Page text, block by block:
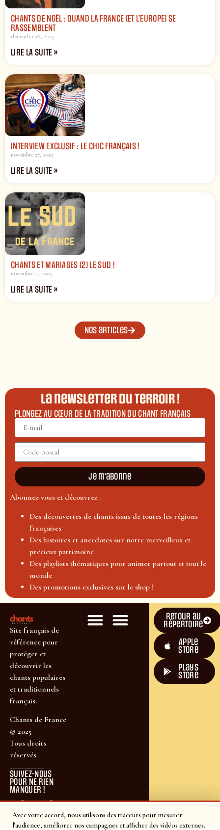
Avec votre accord, nous utilisons des traceurs pour mesurer
l'audience, améliorer nos campagnes et afficher des vidéos externes.
CHANTS DE NOËL : QUAND LA FRANCE (ET L’EUROPE) SE
RASSEMBLENT
décembre 16, 2025
LIRE LA SUITE »
INTERVIEW EXCLUSIF : LE CHIC FRANÇAIS !
novembre 27, 2025
LIRE LA SUITE »
CHANTS ET MARIAGES (2) LE SUD !
novembre 11, 2025
LIRE LA SUITE »
Nos articles
La newsletter du terroir !
PLONGEZ AU CŒUR DE LA TRADITION DU CHANT FRANÇAIS
Je m'abonne
Abonnez-vous et découvrez :
Des découvertes de chants issus de toutes les régions
françaises
Des histoires et anecdotes sur notre merveilleux et
précieux patrimoine
Des playlists thématiques pour animer partout et tout le
monde
Des promotions exclusives sur le shop !
Site français de
référence pour
protéger et
découvrir les
chants populaires
et traditionnels
français.
Chants de France
© 2025
Tous droits
réservés
SUIVEZ-NOUS
POUR NE RIEN
MANQUER !
Retour au
répertoire
Apple
Store
plays
store